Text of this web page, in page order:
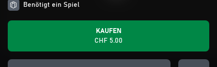
Benötigt ein Spiel
KAUFEN
CHF 5.00